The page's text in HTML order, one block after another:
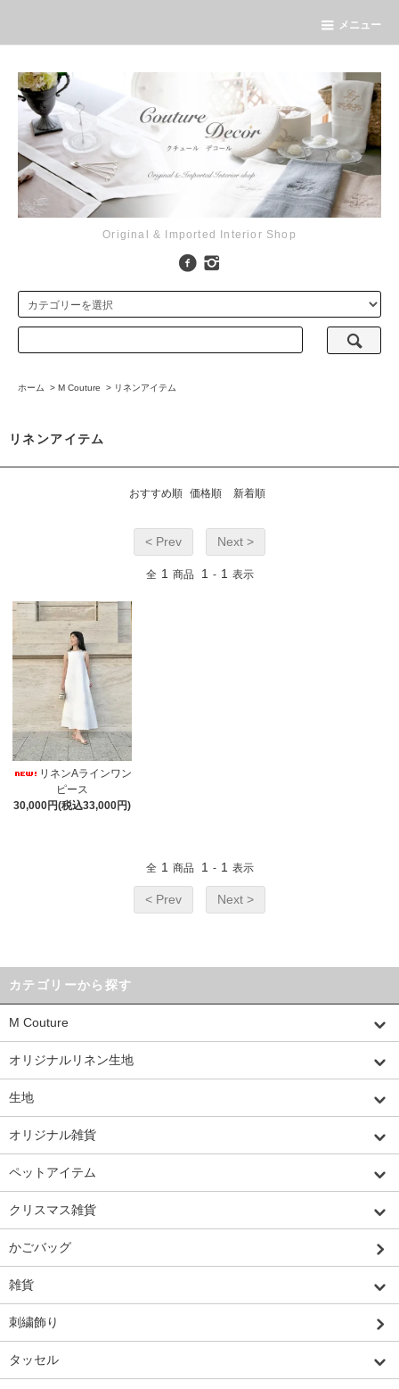
メニュー
Original & Imported Interior Shop
ホーム > M Couture > リネンアイテム
リネンアイテム
おすすめ順 価格順 新着順
< Prev Next >
全 1 商品 1 - 1 表示
リネンAラインワン
ピース
30,000円(税込33,000円)
全 1 商品 1 - 1 表示
< Prev Next >
カテゴリーから探す
M Couture
オリジナルリネン生地
生地
オリジナル雑貨
ペットアイテム
クリスマス雑貨
かごバッグ
雑貨
刺繍飾り
タッセル